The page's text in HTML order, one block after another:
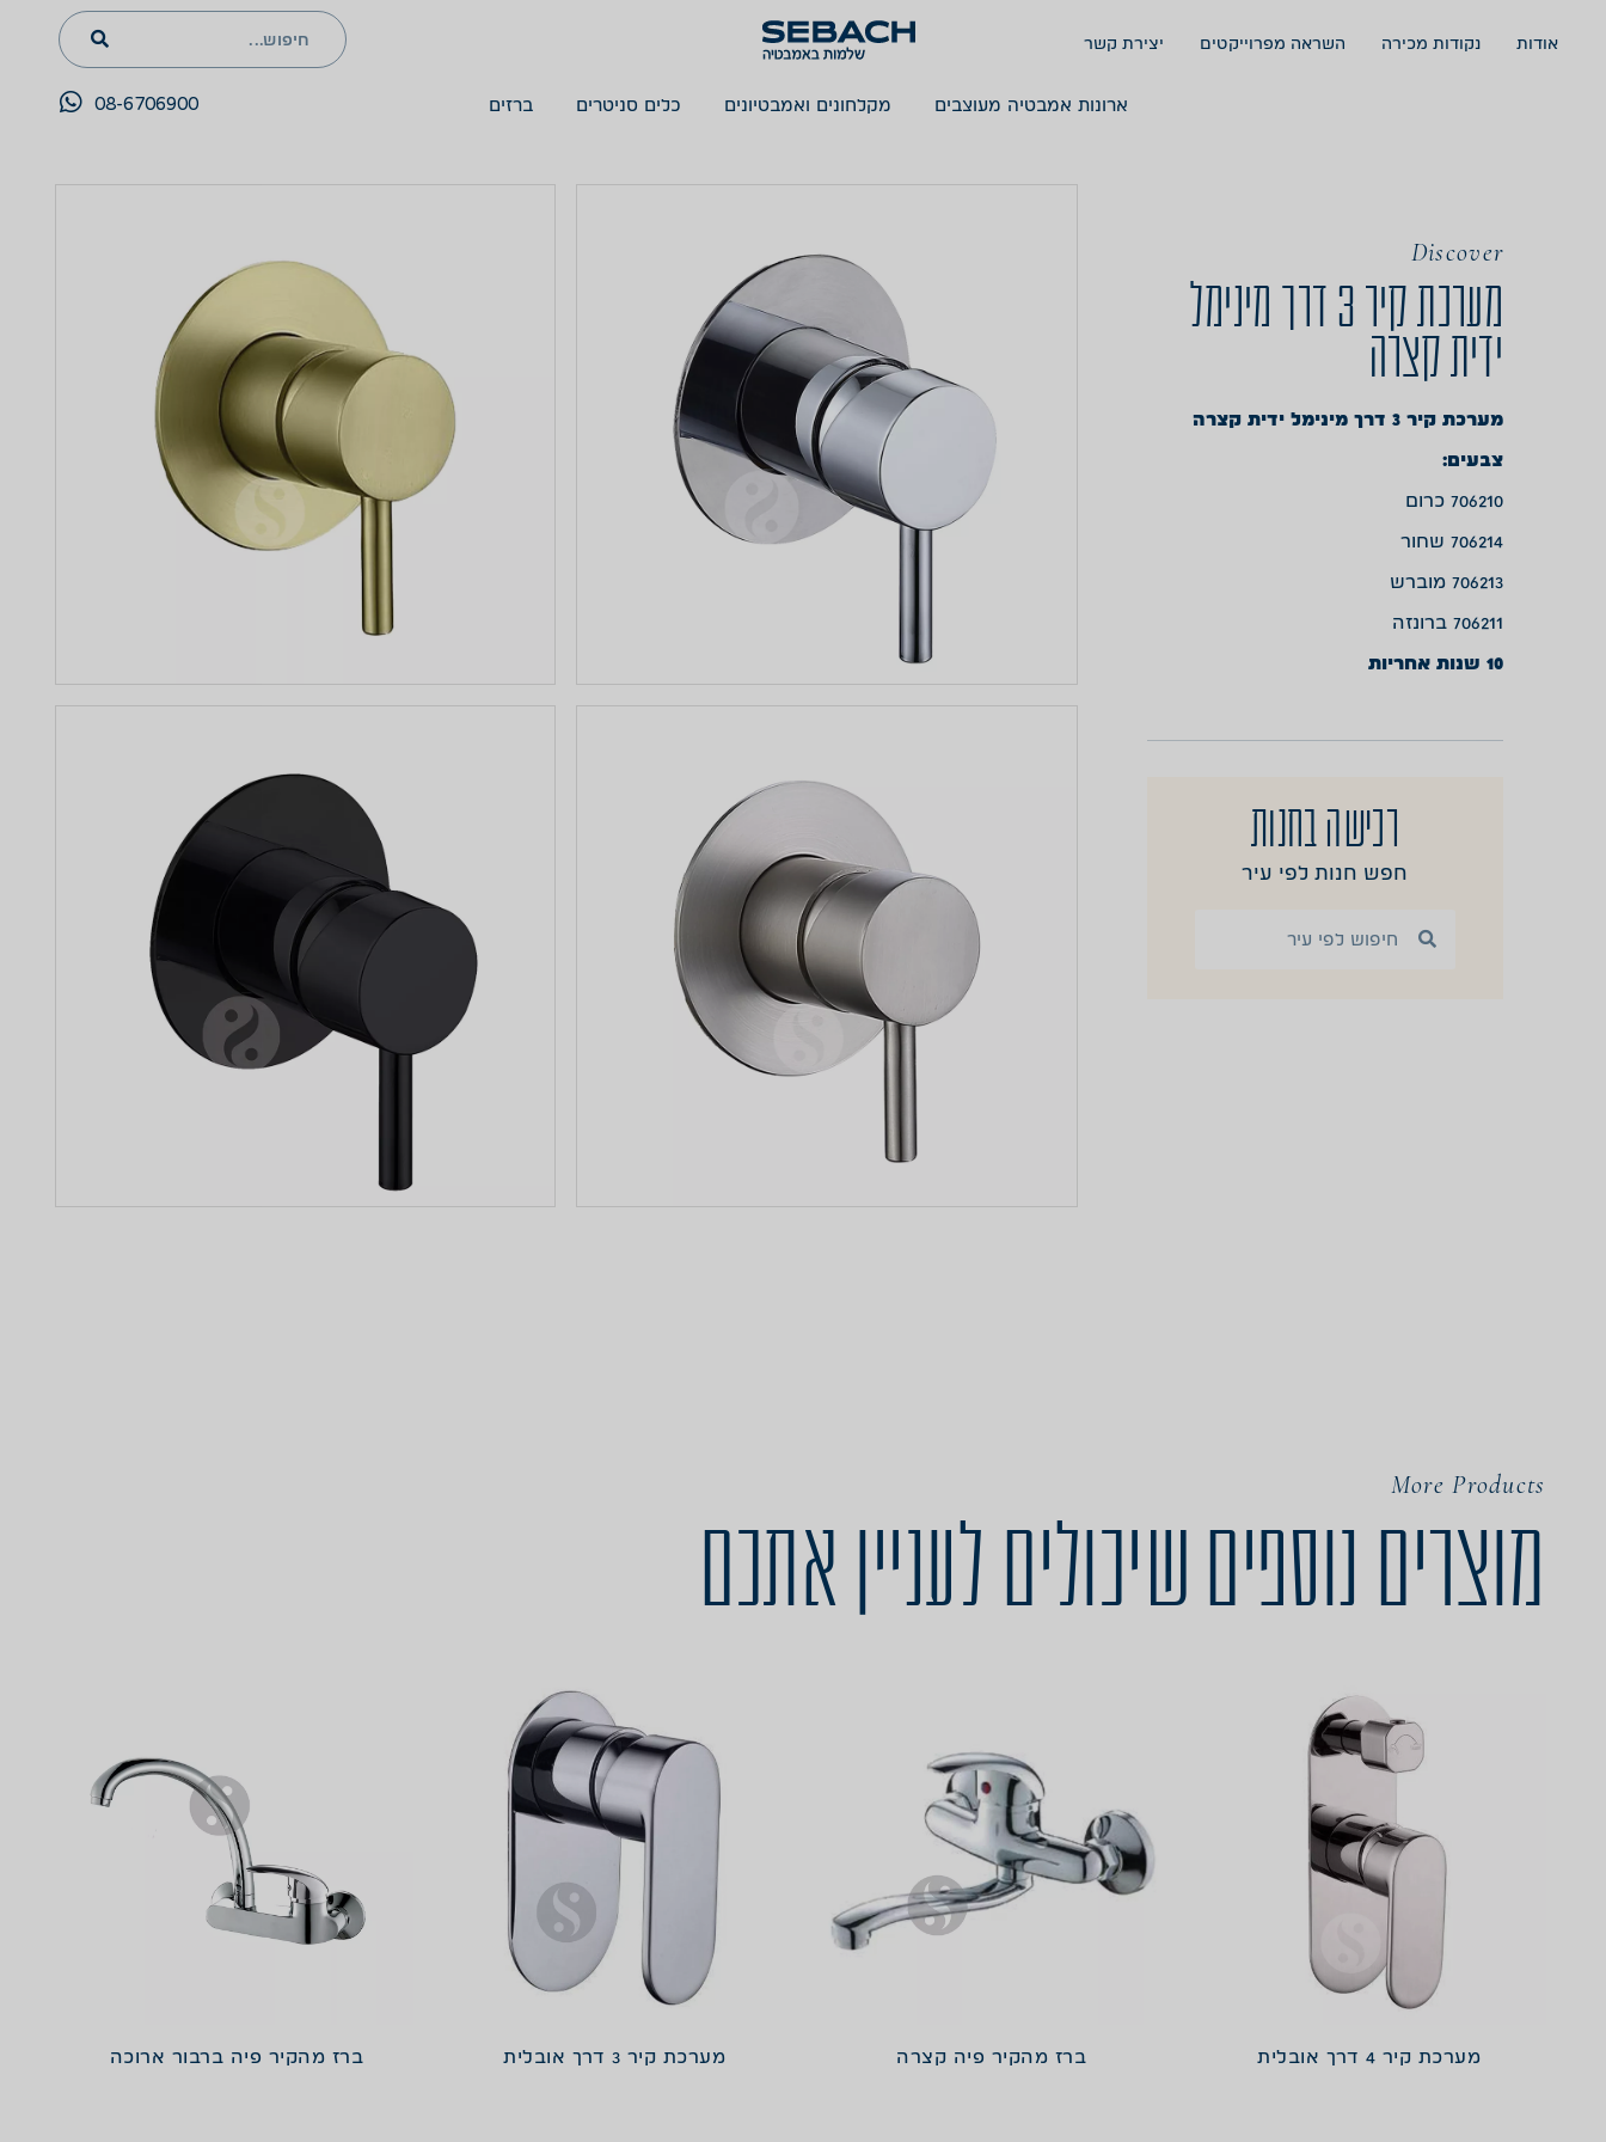
אודות נקודות מכירה השראה מפרוייקטים יצירת קשר
ארונות אמבטיה מעוצבים מקלחונים ואמבטיונים כלים סניטרים ברזים 08-6706900
Discover
מערכת קיר 3 דרך מינימל
ידית קצרה
מערכת קיר 3 דרך מינימל ידית קצרה
צבעים:
706210 כרום
706214 שחור
706213 מוברש
706211 ברונזה
10 שנות אחריות
רכישה בחנות
חפש חנות לפי עיר
More Products
מוצרים נוספים שיכולים לעניין אתכם
מערכת קיר 4 דרך אובלית ברז מהקיר פיה קצרה מערכת קיר 3 דרך אובלית ברז מהקיר פיה ברבור ארוכה